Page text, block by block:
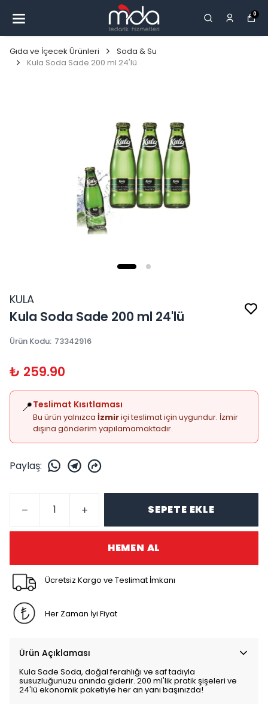
0
Gıda ve İçecek Ürünleri
Soda & Su
Kula Soda Sade 200 ml 24'lü
KULA
Kula Soda Sade 200 ml 24'lü
Ürün Kodu: 73342916
₺ 259.90
📍Teslimat Kısıtlaması
Bu ürün yalnızca İzmiriçi teslimat için uygundur. İzmir
dışına gönderim yapılamamaktadır.
Paylaş:
SEPETE EKLE
HEMEN AL
Ücretsiz Kargo ve Teslimat İmkanı
Her Zaman İyi Fiyat
Ürün Açıklaması
Kula Sade Soda, doğal ferahlığı ve saf tadıyla
susuzluğunuzu anında giderir. 200 ml'lik pratik şişeleri ve
24'lü ekonomik paketiyle her an yanı başınızda!